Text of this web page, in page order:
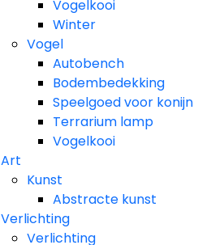
Vogelkooi
Winter
Vogel
Autobench
Bodembedekking
Speelgoed voor konijn
Terrarium lamp
Vogelkooi
Art
Kunst
Abstracte kunst
Verlichting
Verlichting